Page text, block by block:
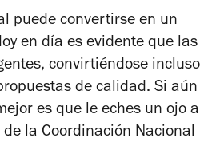
puede convertirse en un
en día es evidente que las
convirtiéndose incluso
de calidad. Si aún
es que le eches un ojo a
la Coordinación Nacional